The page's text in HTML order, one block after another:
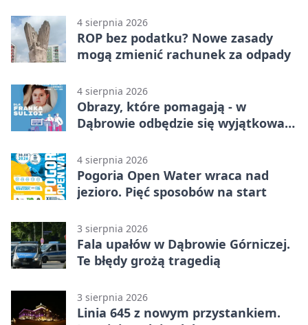
4 sierpnia 2026
ROP bez podatku? Nowe zasady
mogą zmienić rachunek za odpady
4 sierpnia 2026
Obrazy, które pomagają - w
Dąbrowie odbędzie się wyjątkowa
4 sierpnia 2026
Pogoria Open Water wraca nad
jezioro. Pięć sposobów na start
3 sierpnia 2026
Fala upałów w Dąbrowie Górniczej.
Te błędy grożą tragedią
3 sierpnia 2026
Linia 645 z nowym przystankiem.